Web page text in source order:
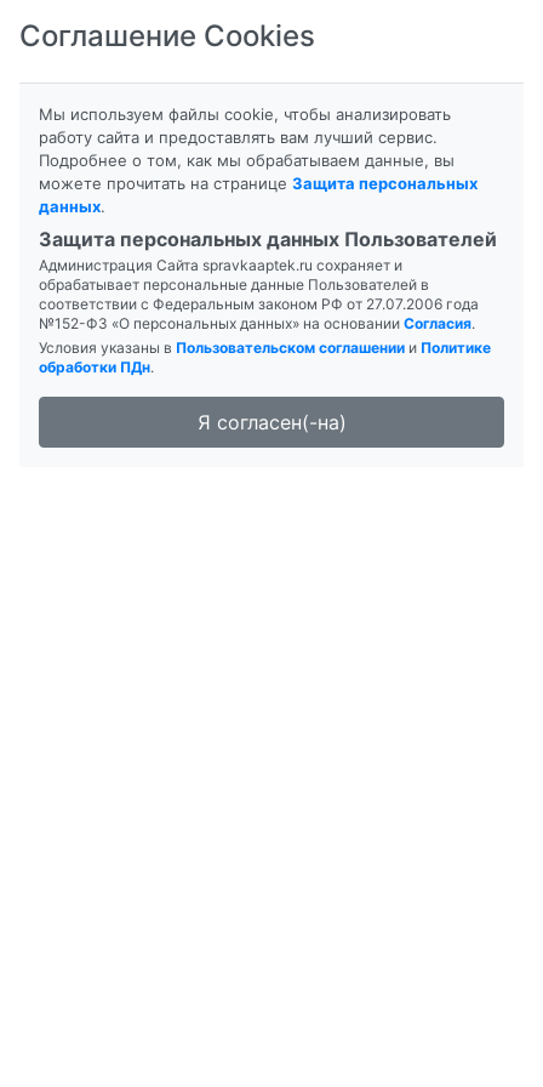
8-800-201-50-81 |8 (4712) 58-80-80
Соглашение Cookies
Мы используем файлы cookie, чтобы анализировать
работу сайта и предоставлять вам лучший сервис.
Подробнее о том, как мы обрабатываем данные, вы
можете прочитать на странице Защита персональных
данных.
Защита персональных данных Пользователей
Администрация Сайта spravkaaptek.ru сохраняет и
обрабатывает персональные данные Пользователей в
соответствии с Федеральным законом РФ от 27.07.2006 года
№152-ФЗ «О персональных данных» на основании Согласия.
Условия указаны в Пользовательском соглашении и Политике
обработки ПДн.
Я согласен(-на)
Главная
Поиск лекарств
АПТЕКА "Компас" (Тюпин Р.Н.)